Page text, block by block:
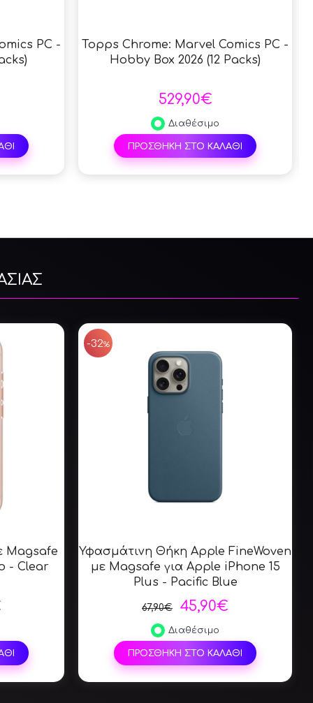
PC -
Topps Chrome: Marvel Comics PC -
Hobby Box 2026 (12 Packs)
529,90€
Διαθέσιμο
ΠΡΟΣΘΗΚΗ ΣΤΟ ΚΑΛΑΘΙ
SALE
Magsafe
- Clear
SALE
-32%
Υφασμάτινη Θήκη Apple FineWoven
με Magsafe για Apple iPhone 15
Plus - Pacific Blue
67,90€ 45,90€
Διαθέσιμο
ΠΡΟΣΘΗΚΗ ΣΤΟ ΚΑΛΑΘΙ